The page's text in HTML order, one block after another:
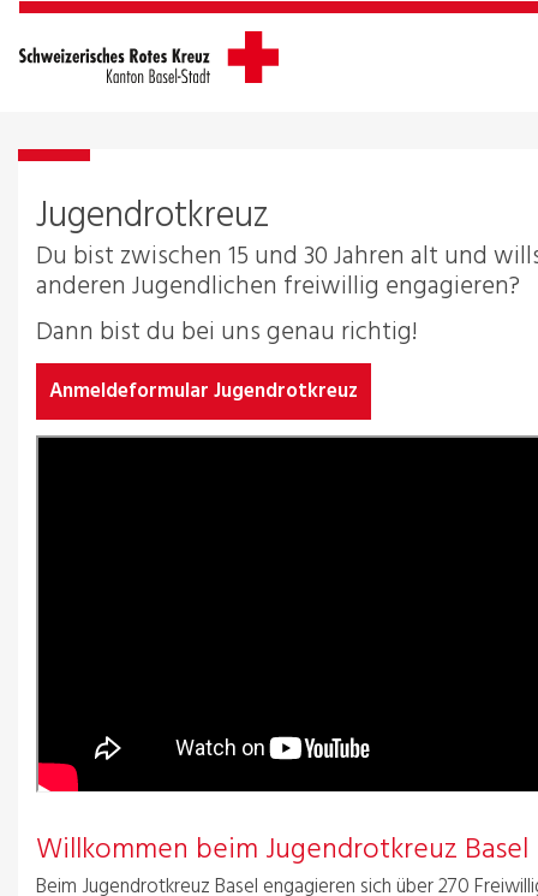
Jugendrotkreuz
Du bist zwischen 15 und 30 Jahren alt und
anderen Jugendlichen freiwillig engagieren?
Dann bist du bei uns genau richtig!
Anmeldeformular Jugendrotkreuz
Willkommen beim Jugendrotkreuz Basel
Beim Jugendrotkreuz Basel engagieren sich über 270